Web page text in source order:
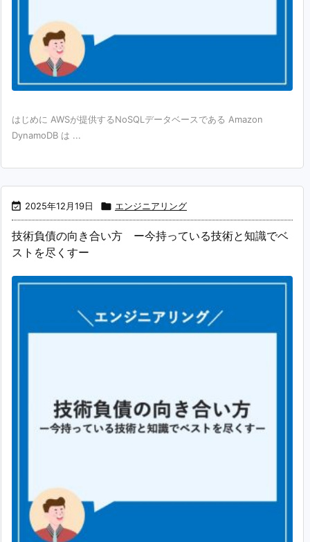
はじめに AWSが提供するNoSQLデータベースである Amazon
DynamoDB は ...
 2025年12月19日  エンジニアリング
技術負債の向き合い方 ー今持っている技術と知識でベ
ストを尽くすー